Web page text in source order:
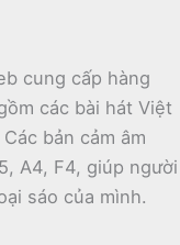
cung cấp hàng
các bài hát Việt
Các bản cảm âm
A4, F4, giúp người
sáo của mình.